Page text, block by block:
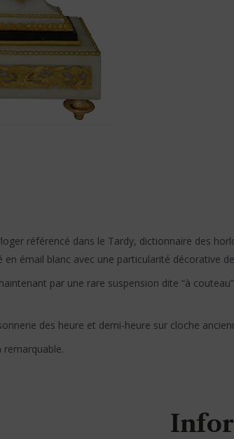
référencé dans le Tardy, dictionnaire des
émail blanc avec une particularité décorative
par une rare suspension dite “à
des heure et demi-heure sur cloche